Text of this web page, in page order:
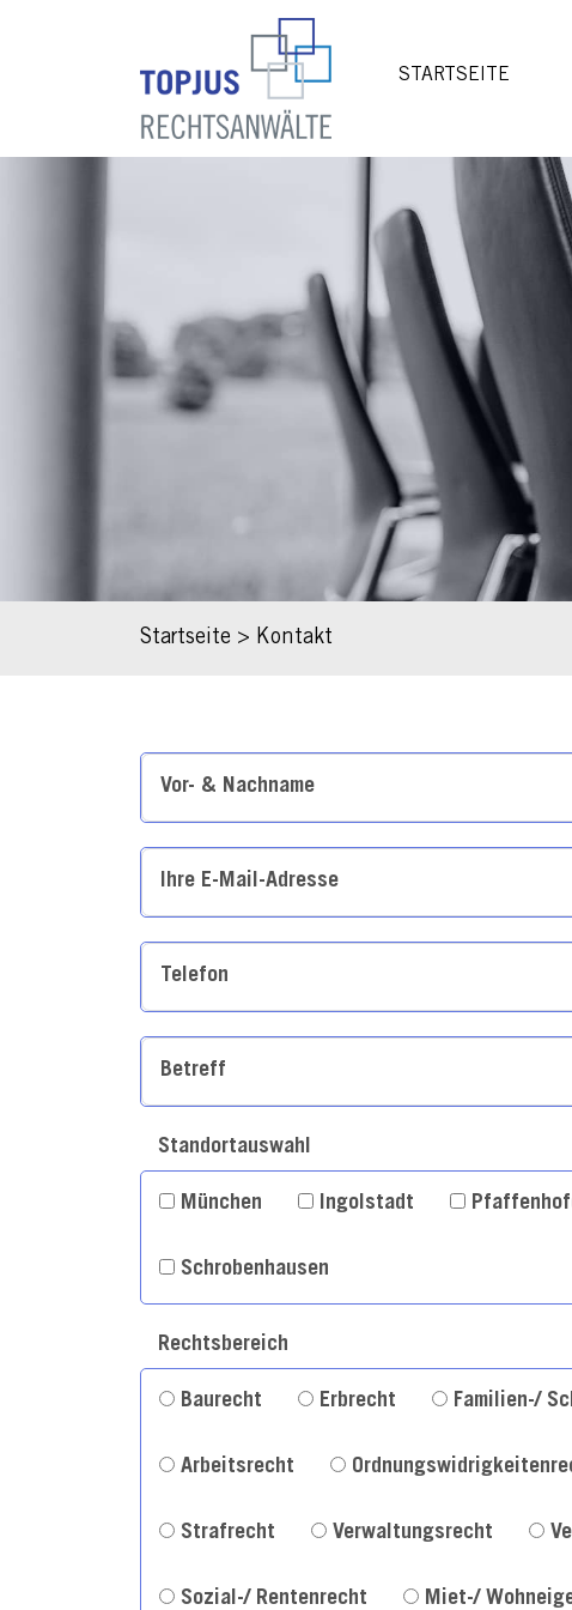
STARTSEITE
Startseite > Kontakt
Standortauswahl
München Ingolstadt
Schrobenhausen
Rechtsbereich
Baurecht Erbrecht Familien-/
Arbeitsrecht
Strafrecht Verwaltungsrecht
Sozial-/ Rentenrecht Miet-/